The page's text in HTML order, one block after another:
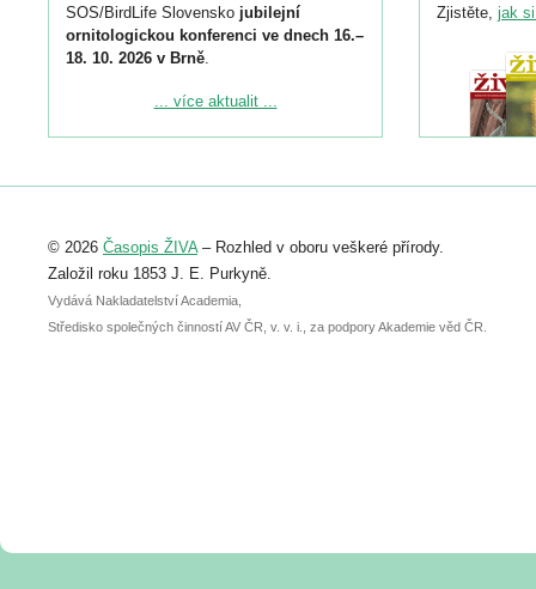
SOS/BirdLife Slovensko jubilejní
ornitologickou konferenci ve dnech 16.–
18. 10. 2026 v Brně.
Podrobnější informace ke konferenci
Registrovat se můžete do 6. září.
abstraktu přihlášené přednášky nebo
posteru je už 30. června.
... více aktualit ...
Zjistěte, jak
© 2026 Časopis ŽIVA– Rozhled v oboru veškeré přírody.
Založil roku 1853 J. E. Purkyně.
Vydává Nakladatelství Academia,
Středisko společných činností AV ČR, v. v. i., za podpory Akademie věd ČR.